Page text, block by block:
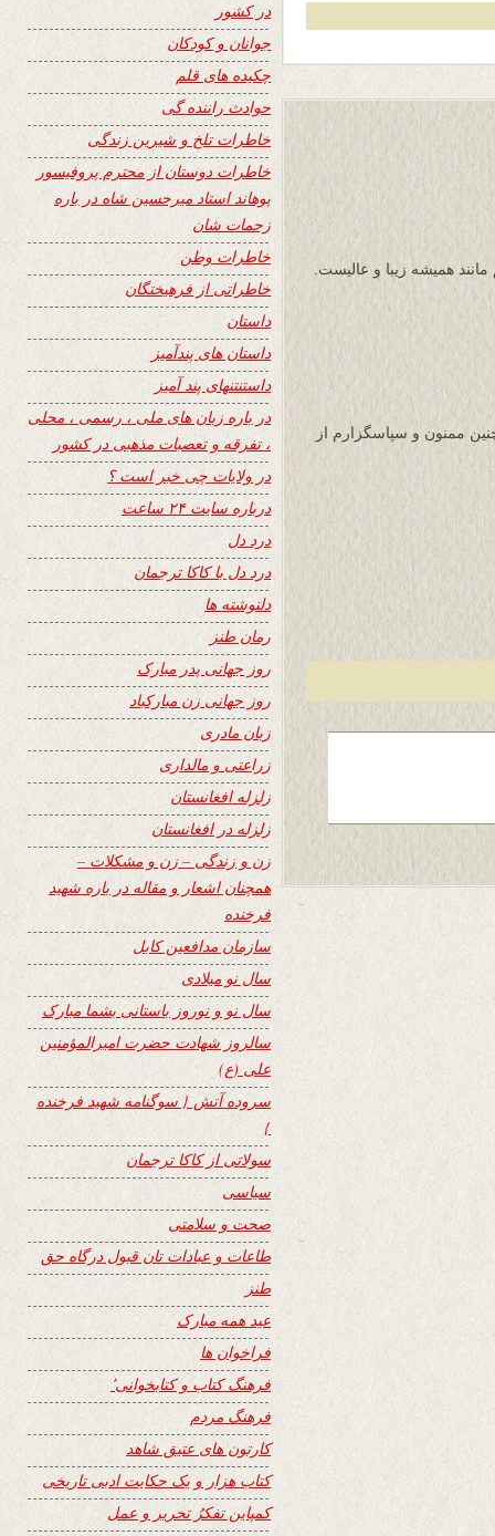
همیشه زیبا و عالیست.
ممنون و سپاسگزارم از
در کشور
جوانان و کودکان
چکیده های قلم
حوادث راننده گی
خاطرات تلخ و شیرین زندگی
خاطرات دوستان از محترم پروفیسور
پوهاند استاد میرحسین شاه در باره
زحمات شان
خاطرات وطن
خاطراتی از فرهیختگان
داستان
داستان های پندآمیز
داستنتنهای پند آمیز
در باره زبان های ملی ، رسمی ، محلی
، تفرقه و تعصبات مذهبی در کشور
در ولایات چی خبر است ؟
درباره سایت ۲۴ ساعت
درد دل
درد دل با کاکا ترجمان
دلنوشته ها
رمان طنز
روز جهانی پدر مبارک
روز جهانی زن مبارکباد
زبان مادری
زراعتی و مالداری
زلزله افغانستان
زلزله در افغانستان
زن و زندگی – زن و مشکلات –
همچنان اشعار و مقاله در باره شهید
فرخنده
سازمان مدافعین کابل
سال نو میلادی
سال نو و نوروز باستانی بشما مبارک
سالروز شهادت حضرت امیرالمؤمنین
علی (ع)
سروده آتش { سوگنامه شهید فرخنده
}
سولاتی از کاکا ترجمان
سیاسی
صحت و سلامتی
طاعات و عبادات تان قبول درگاه حق
طنز
عید همه مبارک
فراخوان ها
فرهنگ کتاب و کتابخوانی٬
فرهنگ مردم
کارتون های عتیق شاهد
کتاب هزار و یک حکایت ادبی تاریخی
کمپاین تفکرُ تحریر و عمل